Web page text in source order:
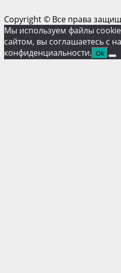
Copyright © Все права
Мы используем файлы
сайтом, вы соглашаетесь с
конфиденциальности. Ok